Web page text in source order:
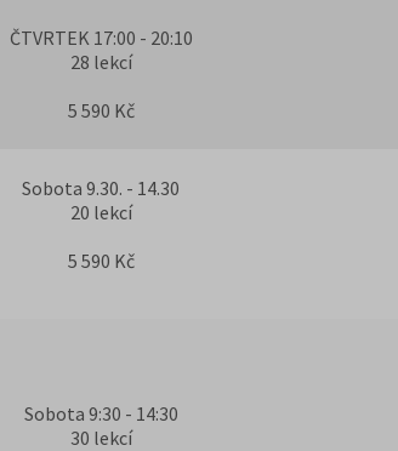
ČTVRTEK 17:00 - 20:10
28 lekcí
5 590 Kč
Sobota 9.30. - 14.30
20 lekcí
5 590 Kč
Sobota 9:30 - 14:30
30 lekcí